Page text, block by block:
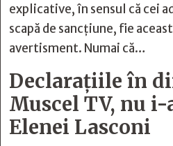
explicative, în sensul că cei
scapă de sancțiune, fie
avertisment. Numai că…
Declarațiile în
Muscel TV, nu
Elenei Lasconi